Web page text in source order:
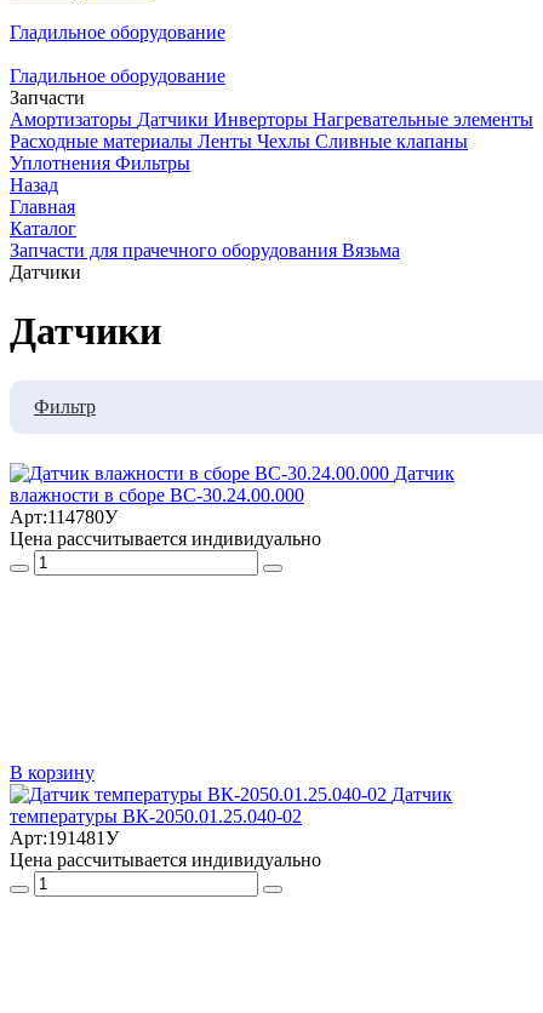
Гладильное оборудование
Гладильное оборудование
Запчасти
Амортизаторы Датчики Инверторы Нагревательные элементы
Расходные материалы Ленты Чехлы Сливные клапаны
Уплотнения Фильтры
Назад
Главная
Каталог
Запчасти для прачечного оборудования Вязьма
Датчики
Датчики
Фильтр
Датчик
влажности в сборе ВС-30.24.00.000
Арт:114780У
Цена рассчитывается индивидуально
В корзину
Датчик
температуры ВК-2050.01.25.040-02
Арт:191481У
Цена рассчитывается индивидуально